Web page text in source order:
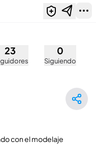
23 0
Siguiendo
con el modelaje